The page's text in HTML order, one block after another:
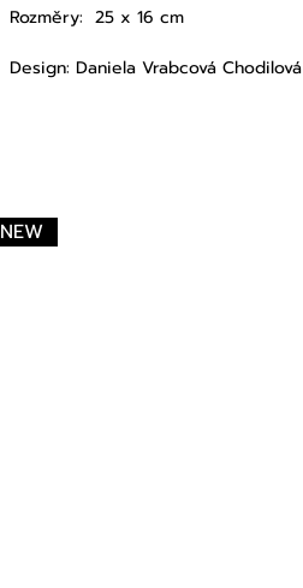
Rozměry: 25 x 16 cm
Design: Daniela Vrabcová Chodilová
NEW